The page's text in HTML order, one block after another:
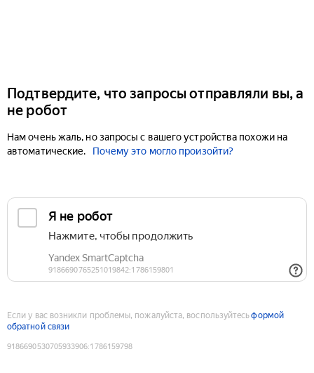
Подтвердите, что запросы отправляли вы, а
не робот
Нам очень жаль, но запросы с вашего устройства похожи на
автоматические.
Почему это могло произойти?
Если у вас возникли проблемы, пожалуйста, воспользуйтесьформой
обратной связи
9186690530705933906:1786159798